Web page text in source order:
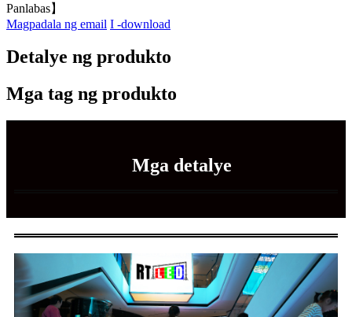
Panlabas】
Magpadala ng email I -download
Detalye ng produkto
Mga tag ng produkto
Mga detalye